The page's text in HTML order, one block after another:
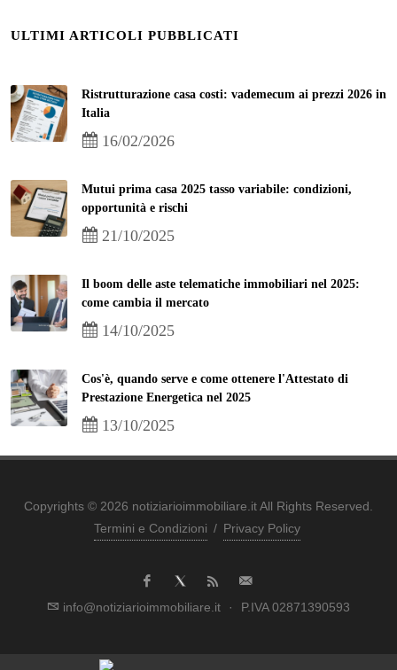
ULTIMI ARTICOLI PUBBLICATI
Ristrutturazione casa costi: vademecum ai prezzi 2026 in
Italia
16/02/2026
Mutui prima casa 2025 tasso variabile: condizioni,
opportunità e rischi
21/10/2025
Il boom delle aste telematiche immobiliari nel 2025:
come cambia il mercato
14/10/2025
Cos'è, quando serve e come ottenere l'Attestato di
Prestazione Energetica nel 2025
13/10/2025
Copyrights © 2026 notiziarioimmobiliare.it All Rights Reserved.
Termini e Condizioni / Privacy Policy
info@notiziarioimmobiliare.it · P.IVA 02871390593